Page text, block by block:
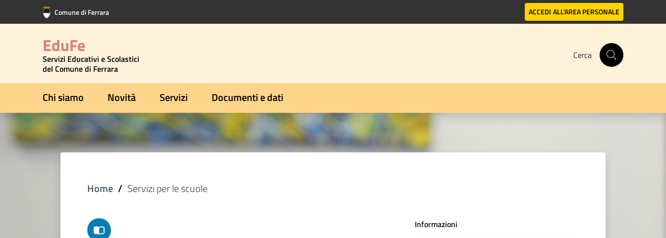
Vai al contenuto principale
Vai al footer Comune di Ferrara ACCEDI ALL'AREA PERSONALE
EduFe
Servizi Educativi e Scolastici
del Comune di Ferrara
Cerca
Chi siamo Novità Servizi Documenti e dati
Home Servizi per le scuole
Informazioni